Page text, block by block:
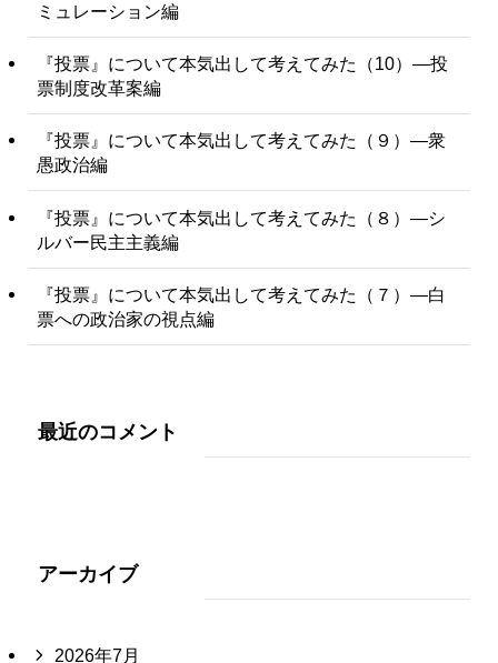
ミュレーション編
『投票』について本気出して考えてみた（10）―投
票制度改革案編
『投票』について本気出して考えてみた（９）―衆
愚政治編
『投票』について本気出して考えてみた（８）―シ
ルバー民主主義編
『投票』について本気出して考えてみた（７）―白
票への政治家の視点編
最近のコメント
アーカイブ
2026年7月